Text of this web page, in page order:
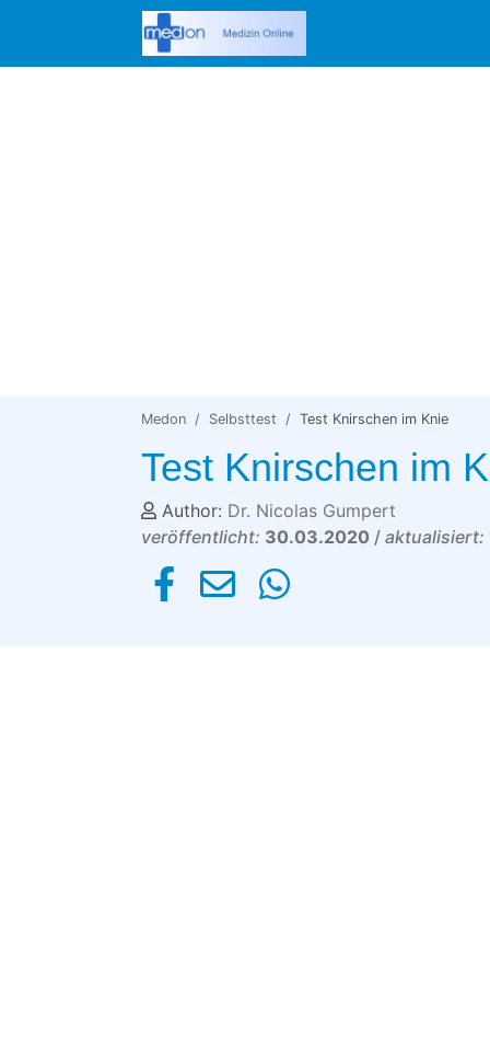
Medon Selbsttest Test Knirschen im Knie
Test Knirschen im
Author: Dr. Nicolas Gumpert
veröffentlicht: 30.03.2020 / aktualisiert: